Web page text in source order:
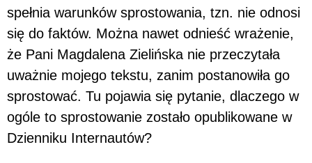
spełnia warunków sprostowania, tzn. nie odnosi
się do faktów. Można nawet odnieść wrażenie,
że Pani Magdalena Zielińska nie przeczytała
uważnie mojego tekstu, zanim postanowiła go
sprostować. Tu pojawia się pytanie, dlaczego w
ogóle to sprostowanie zostało opublikowane w
Dzienniku Internautów?